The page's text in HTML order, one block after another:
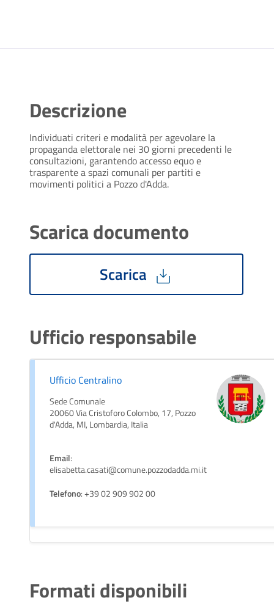
Descrizione
Individuati criteri e modalità per agevolare la
propaganda elettorale nei 30 giorni precedenti le
consultazioni, garantendo accesso equo e
trasparente a spazi comunali per partiti e
movimenti politici a Pozzo d'Adda.
Scarica documento
Scarica
Ufficio responsabile
Ufficio Centralino
Sede Comunale
20060 Via Cristoforo Colombo, 17, Pozzo
d'Adda, MI, Lombardia, Italia
Email:
elisabetta.casati@comune.pozzodadda.mi.it
Telefono: +39 02 909 902 00
Formati disponibili